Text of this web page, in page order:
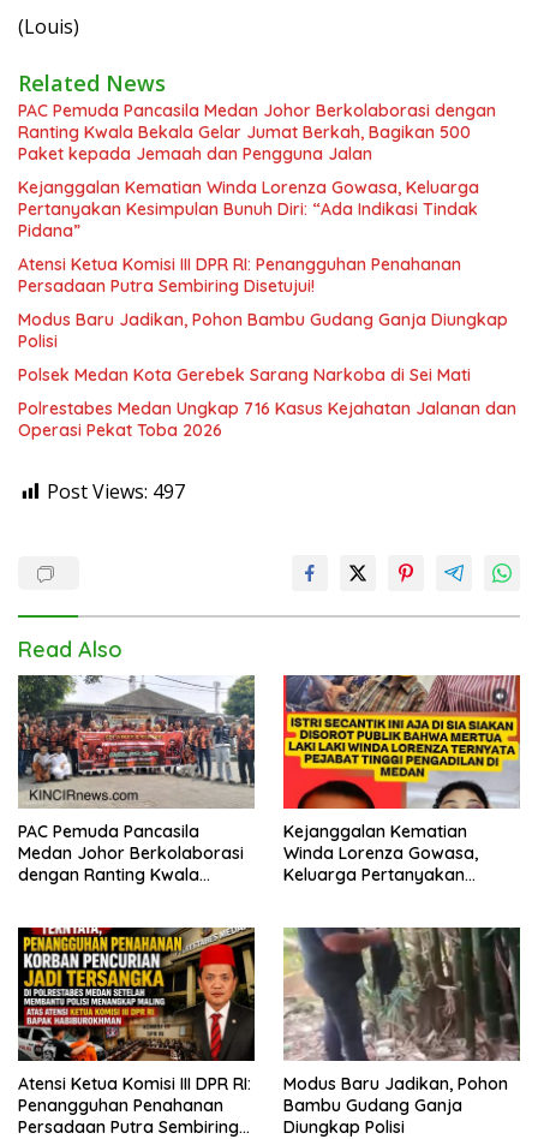
(Louis)
Related News
PAC Pemuda Pancasila Medan Johor Berkolaborasi dengan
Ranting Kwala Bekala Gelar Jumat Berkah, Bagikan 500
Paket kepada Jemaah dan Pengguna Jalan
Kejanggalan Kematian Winda Lorenza Gowasa, Keluarga
Pertanyakan Kesimpulan Bunuh Diri: “Ada Indikasi Tindak
Pidana”
Atensi Ketua Komisi III DPR RI: Penangguhan Penahanan
Persadaan Putra Sembiring Disetujui!
Modus Baru Jadikan, Pohon Bambu Gudang Ganja Diungkap
Polisi
Polsek Medan Kota Gerebek Sarang Narkoba di Sei Mati
Polrestabes Medan Ungkap 716 Kasus Kejahatan Jalanan dan
Operasi Pekat Toba 2026
Post Views: 497
Read Also
PAC Pemuda Pancasila
Medan Johor Berkolaborasi
dengan Ranting Kwala
Jemaah dan Pengguna Jalan
Kejanggalan Kematian
Winda Lorenza Gowasa,
Keluarga Pertanyakan
Atensi Ketua Komisi III DPR RI:
Penangguhan Penahanan
Persadaan Putra Sembiring
Modus Baru Jadikan, Pohon
Bambu Gudang Ganja
Diungkap Polisi